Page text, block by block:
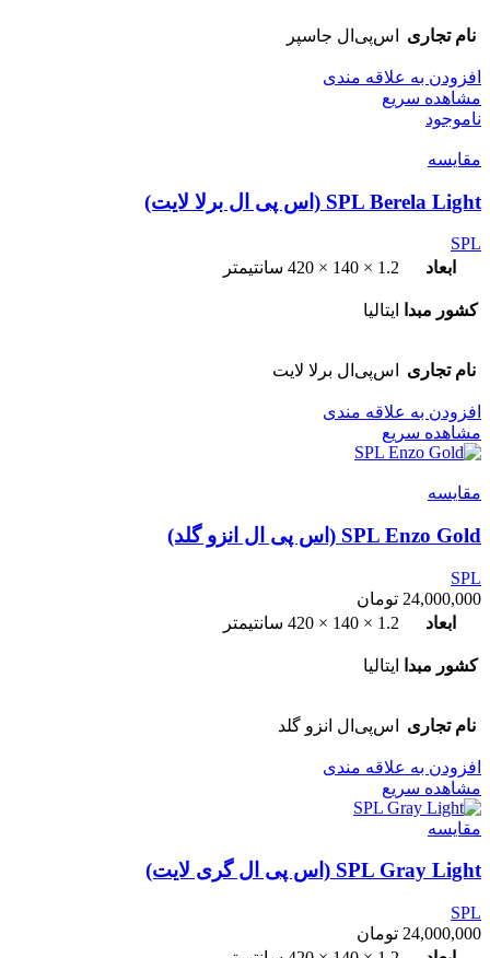
نام تجاری اس‌پی‌ال جاسپر
افزودن به علاقه مندی
مشاهده سریع
ناموجود
مقایسه
SPL Berela Light (اس پی ال برلا لایت)
SPL
ابعاد
1.2 × 140 × 420 سانتیمتر
کشور مبدا ایتالیا
نام تجاری اس‌پی‌ال برلا لایت
افزودن به علاقه مندی
مشاهده سریع
مقایسه
SPL Enzo Gold (اس پی ال انزو گلد)
SPL
24,000,000 تومان
ابعاد
1.2 × 140 × 420 سانتیمتر
کشور مبدا ایتالیا
نام تجاری اس‌پی‌ال انزو گلد
افزودن به علاقه مندی
مشاهده سریع
مقایسه
SPL Gray Light (اس پی ال گری لایت)
SPL
24,000,000 تومان